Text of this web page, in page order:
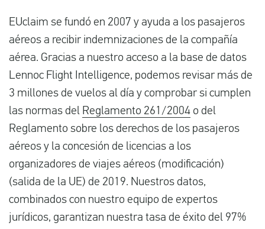
EUclaim se fundó en 2007 y ayuda a los pasajeros
aéreos a recibir indemnizaciones de la compañía
aérea. Gracias a nuestro acceso a la base de datos
Lennoc Flight Intelligence, podemos revisar más de
3 millones de vuelos al día y comprobar si cumplen
las normas del Reglamento 261/2004 o del
Reglamento sobre los derechos de los pasajeros
aéreos y la concesión de licencias a los
organizadores de viajes aéreos (modificación)
(salida de la UE) de 2019. Nuestros datos,
combinados con nuestro equipo de expertos
jurídicos, garantizan nuestra tasa de éxito del 97%